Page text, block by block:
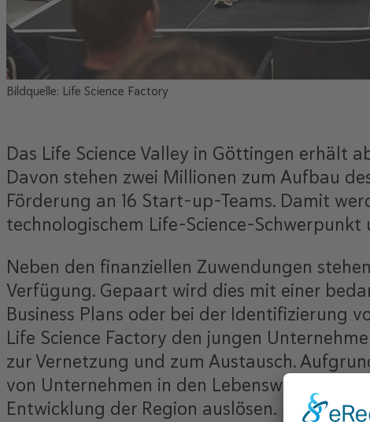
Bildquelle: Life Science Factory
Das Life Science Valley in Göttingen erhält
Davon stehen zwei Millionen zum Aufbau
Förderung an 16 Start-up-Teams. Damit
technologischem Life-Science-Schwerpunkt
Neben den finanziellen Zuwendungen
Verfügung. Gepaart wird dies mit einer
Business Plans oder bei der Identifizierung
Life Science Factory den jungen
zur Vernetzung und zum Austausch.
von Unternehmen in den
Entwicklung der Region auslösen.